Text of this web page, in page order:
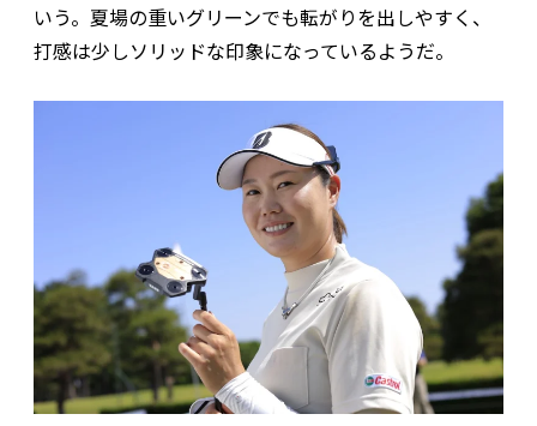
いう。夏場の重いグリーンでも転がりを出しやすく、
打感は少しソリッドな印象になっているようだ。